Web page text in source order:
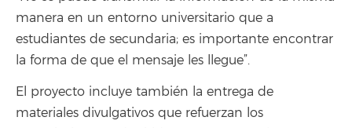
manera en un entorno universitario que a
estudiantes de secundaria; es importante encontrar
la forma de que el mensaje les llegue”.
El proyecto incluye también la entrega de
materiales divulgativos que refuerzan los